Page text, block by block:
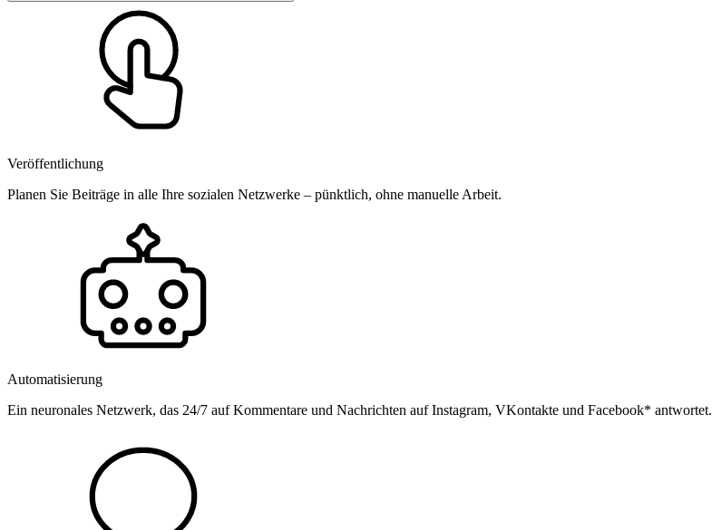
Veröffentlichung
Planen Sie Beiträge in alle Ihre sozialen Netzwerke – pünktlich, ohne manuelle Arbeit.
Automatisierung
Ein neuronales Netzwerk, das 24/7 auf Kommentare und Nachrichten auf Instagram, VKontakte und Facebook* antwortet.